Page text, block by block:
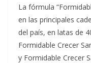
La fórmula
en las principales
del país, en latas de
Formidable Crecer
y Formidable Crecer